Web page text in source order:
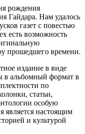
рождения
Гайдара. Нам удалось
газет с повестью
есть возможность
прошедшего времени.
издание в виде
в альбомный формат в
по
статьи,
особую
является настоящим
и культурой